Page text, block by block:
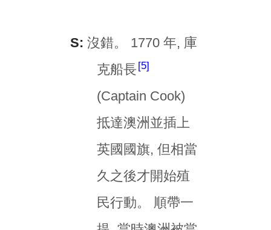
S: 沒錯。 1770 年, 庫
克船長 5
(Captain Cook)
抵達澳洲並插上
英國國旗, 但相當
久之後才開始殖
民行動。 順帶一